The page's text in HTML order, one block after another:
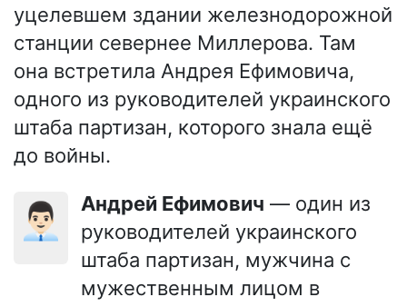
уцелевшем здании железнодорожной
станции севернее Миллерова. Там
она встретила Андрея Ефимовича,
одного из руководителей украинского
штаба партизан, которого знала ещё
до войны.
👨🏻‍💼 Андрей Ефимович — один из
руководителей украинского
штаба партизан, мужчина с
мужественным лицом в